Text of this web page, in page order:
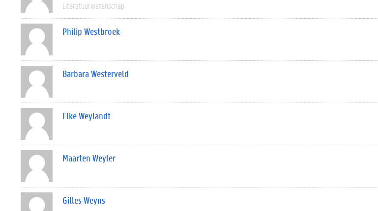
Literatuurwetenschap
Philip Westbroek
Barbara Westerveld
Elke Weylandt
Maarten Weyler
Gilles Weyns